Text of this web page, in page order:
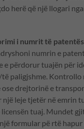
herë që një llogari
i numrit të patentës
numrin e
e përdorur tuajën për
të paligjshme. Kontrollo
ose drejtorinë e
një leje tjetër në emrin
licensën tuaj. Mundet
formular pë rtë hapur